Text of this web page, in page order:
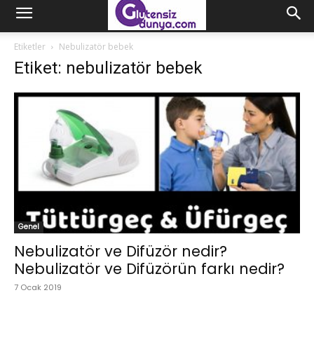
Etiketler Nebulizatör bebek
Etiket: nebulizatör bebek
Genel
Nebulizatör ve Difüzör nedir?
Nebulizatör ve Difüzörün farkı nedir?
7 Ocak 2019